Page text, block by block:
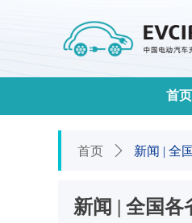
首页
首页 ꄲ 新闻 | 全
新闻 | 全国